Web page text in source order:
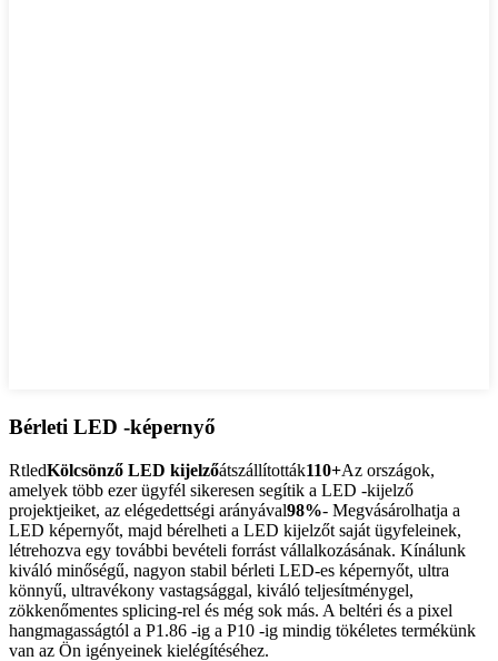
Bérleti LED -képernyő
RtledKölcsönző LED kijelzőátszállították110+Az országok,
amelyek több ezer ügyfél sikeresen segítik a LED -kijelző
projektjeiket, az elégedettségi arányával98%- Megvásárolhatja a
LED képernyőt, majd bérelheti a LED kijelzőt saját ügyfeleinek,
létrehozva egy további bevételi forrást vállalkozásának. Kínálunk
kiváló minőségű, nagyon stabil bérleti LED-es képernyőt, ultra
könnyű, ultravékony vastagsággal, kiváló teljesítménygel,
zökkenőmentes splicing-rel és még sok más. A beltéri és a pixel
hangmagasságtól a P1.86 -ig a P10 -ig mindig tökéletes termékünk
van az Ön igényeinek kielégítéséhez.